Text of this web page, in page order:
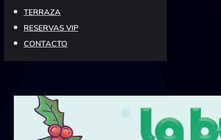
TERRAZA
RESERVAS VIP
CONTACTO